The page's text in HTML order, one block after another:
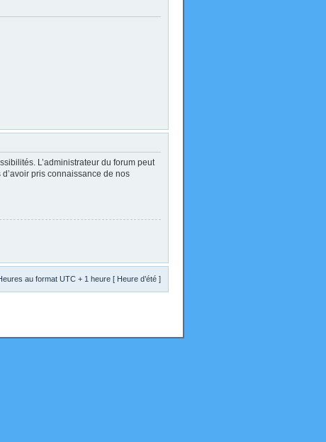
L’administrateur du forum peut
pris connaissance de nos
au format UTC + 1 heure [ Heure d’été ]